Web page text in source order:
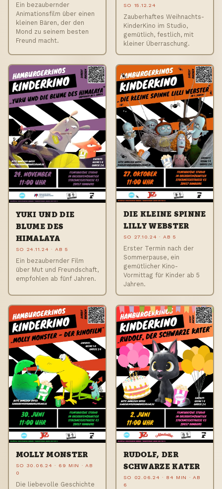
Ein bezaubernder
Animationsfilm über einen
kleinen Bären, der den
Mond zu seinem besten
Freund macht.
SO 15.12.24
Zauberhaftes Weihnachts-
KinderKino im Studio,
gemütlich, festlich, mit
kleiner Überraschung.
YUKI UND DIE
BLUME DES
HIMALAYA
SO 24.11.24 · AB 5
Ein bezaubernder Film
über Mut und Freundschaft,
empfohlen ab fünf Jahren.
DIE KLEINE SPINNE
LILLY WEBSTER
SO 27.10.24 · AB 5
Erster Termin nach der
Sommerpause, ein
gemütlicher Kino-
Vormittag für Kinder ab 5
Jahren.
MOLLY MONSTER
SO 30.06.24 · 69 MIN · AB
0
Die liebevolle Geschichte
RUDOLF, DER
SCHWARZE KATER
SO 02.06.24 · 84 MIN · AB
6